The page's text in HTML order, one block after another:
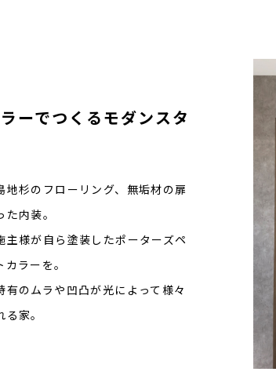
ーでつくるモダンスタ
地杉のフローリング、無垢材の扉
内装。
主様が自ら塗装したポーターズペ
ラーを。
有のムラや凹凸が光によって様々
家。